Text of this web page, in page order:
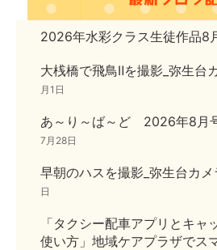
2026年水彩クラス生徒作品8
大桟橋で飛鳥Ⅱを撮影_弥生台
月1日
あ～り～ば～ど 2026年8
7月28日
早朝のハスを撮影_弥生台カメ
日
「タクシー配車アプリとキャ
使い方」地域ケアプラザでス